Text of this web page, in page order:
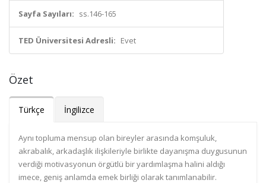
Sayfa Sayıları: ss.146-165
TED Üniversitesi Adresli: Evet
Özet
Türkçe İngilizce
Aynı topluma mensup olan bireyler arasında komşuluk,
akrabalık, arkadaşlık ilişkileriyle birlikte dayanışma duygusunun
verdiği motivasyonun örgütlü bir yardımlaşma halini aldığı
imece, geniş anlamda emek birliği olarak tanımlanabilir.